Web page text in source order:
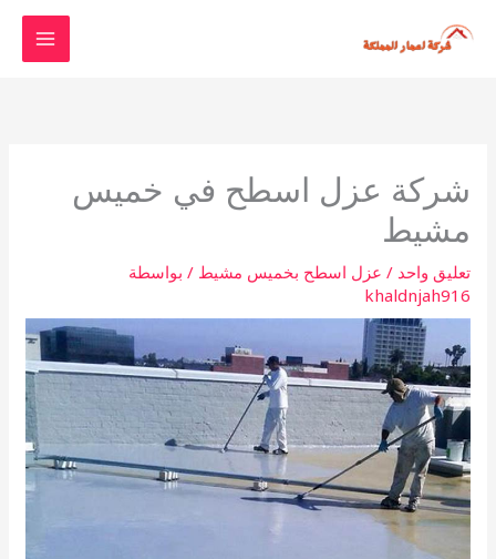
إلى
شركة عزل اسطح في خميس
مشيط
تعليق واحد / عزل اسطح بخميس مشيط / بواسطة
khaldnjah916